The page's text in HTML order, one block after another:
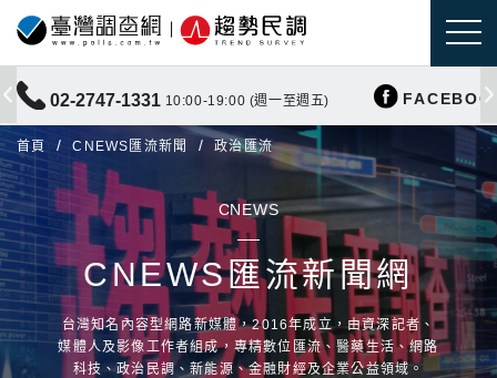
02-2747-1331 10:00-19:00 (週一至週五)
首頁 CNEWS匯流新聞 政治匯流
CNEWS
CNEWS匯流新聞網
台灣知名內容型網路新媒體，2016年成立，由資深記者、
媒體人及影像工作者組成，專精數位匯流、醫藥生活、網路
科技、政治民調、新能源、金融財經及企業公益領域。